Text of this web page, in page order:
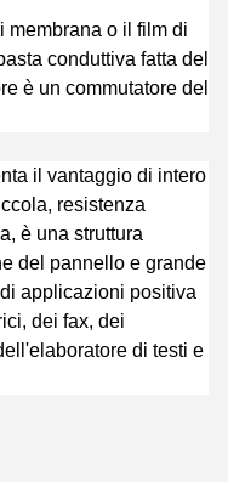
membrana o il film di
conduttiva fatta del
è un commutatore del
il vantaggio di intero
resistenza
è una struttura
del pannello e grande
applicazioni positiva
dei fax, dei
di testi e